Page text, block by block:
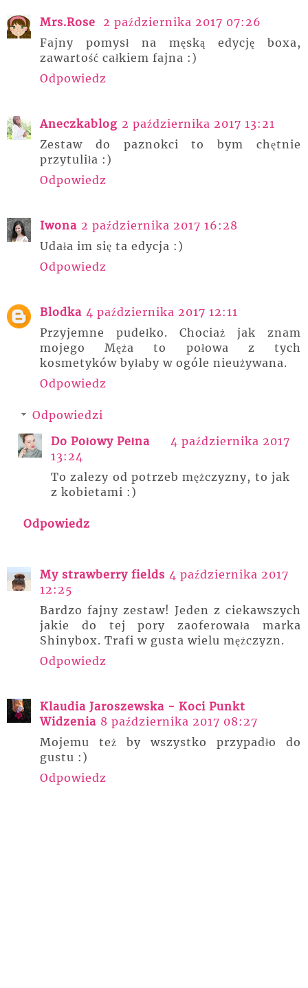
Mrs.Rose 2 października 2017 07:26
Fajny pomysł na męską edycję boxa,
zawartość całkiem fajna :)
Odpowiedz
Aneczkablog 2 października 2017 13:21
Zestaw do paznokci to bym chętnie
przytuliła :)
Odpowiedz
Iwona 2 października 2017 16:28
Udała im się ta edycja :)
Odpowiedz
Blodka 4 października 2017 12:11
Przyjemne pudełko. Chociaż jak znam
mojego Męża to połowa z tych
kosmetyków byłaby w ogóle nieużywana.
Odpowiedz
Odpowiedzi
Do Połowy Pełna
4 października 2017
13:24
To zalezy od potrzeb mężczyzny, to jak
z kobietami :)
Odpowiedz
My strawberry fields 4 października 2017
12:25
Bardzo fajny zestaw! Jeden z ciekawszych
jakie do tej pory zaoferowała marka
Shinybox. Trafi w gusta wielu mężczyzn.
Odpowiedz
Klaudia Jaroszewska - Koci Punkt
Widzenia 8 października 2017 08:27
Mojemu też by wszystko przypadło do
gustu :)
Odpowiedz